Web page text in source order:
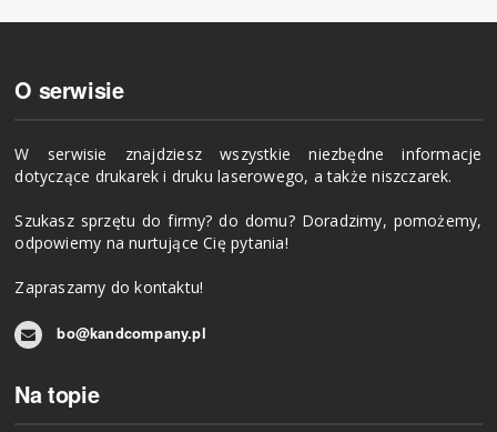
O serwisie
W serwisie znajdziesz wszystkie niezbędne informacje
dotyczące drukarek i druku laserowego, a także niszczarek.
Szukasz sprzętu do firmy? do domu? Doradzimy, pomożemy,
odpowiemy na nurtujące Cię pytania!
Zapraszamy do kontaktu!
bo@kandcompany.pl
Na topie